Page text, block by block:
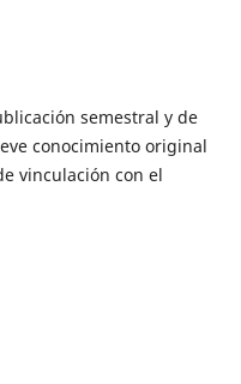
semestral y de
conocimiento original
vinculación con el